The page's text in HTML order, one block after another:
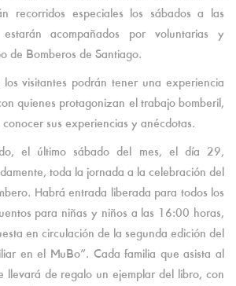
recorridos especiales los sábados a las
acompañados por voluntarias y
de Bomberos de Santiago.
visitantes podrán tener una experiencia
quienes protagonizan el trabajo bomberil,
sus experiencias y anécdotas.
el último sábado del mes, el día 29,
toda la jornada a la celebración del
Habrá entrada liberada para todos los
para niñas y niños a las 16:00 horas,
en circulación de la segunda edición del
en el MuBo”. Cada familia que asista al
llevará de regalo un ejemplar del libro, con